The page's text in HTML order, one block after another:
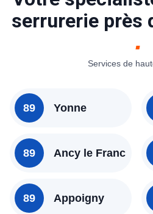
consulter nos tarifs ou
pour avoir un idée.
serrurerie près
Services de
89 Yonne
89 Ancy le Franc
89 Appoigny